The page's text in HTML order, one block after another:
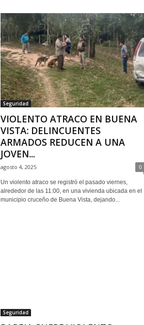
Seguridad
VIOLENTO ATRACO EN BUENA
VISTA: DELINCUENTES
ARMADOS REDUCEN A UNA
JOVEN...
agosto 4, 2025 0
Un violento atraco se registró el pasado viernes,
alrededor de las 11:00, en una vivienda ubicada en el
municipio cruceño de Buena Vista, dejando...
Seguridad